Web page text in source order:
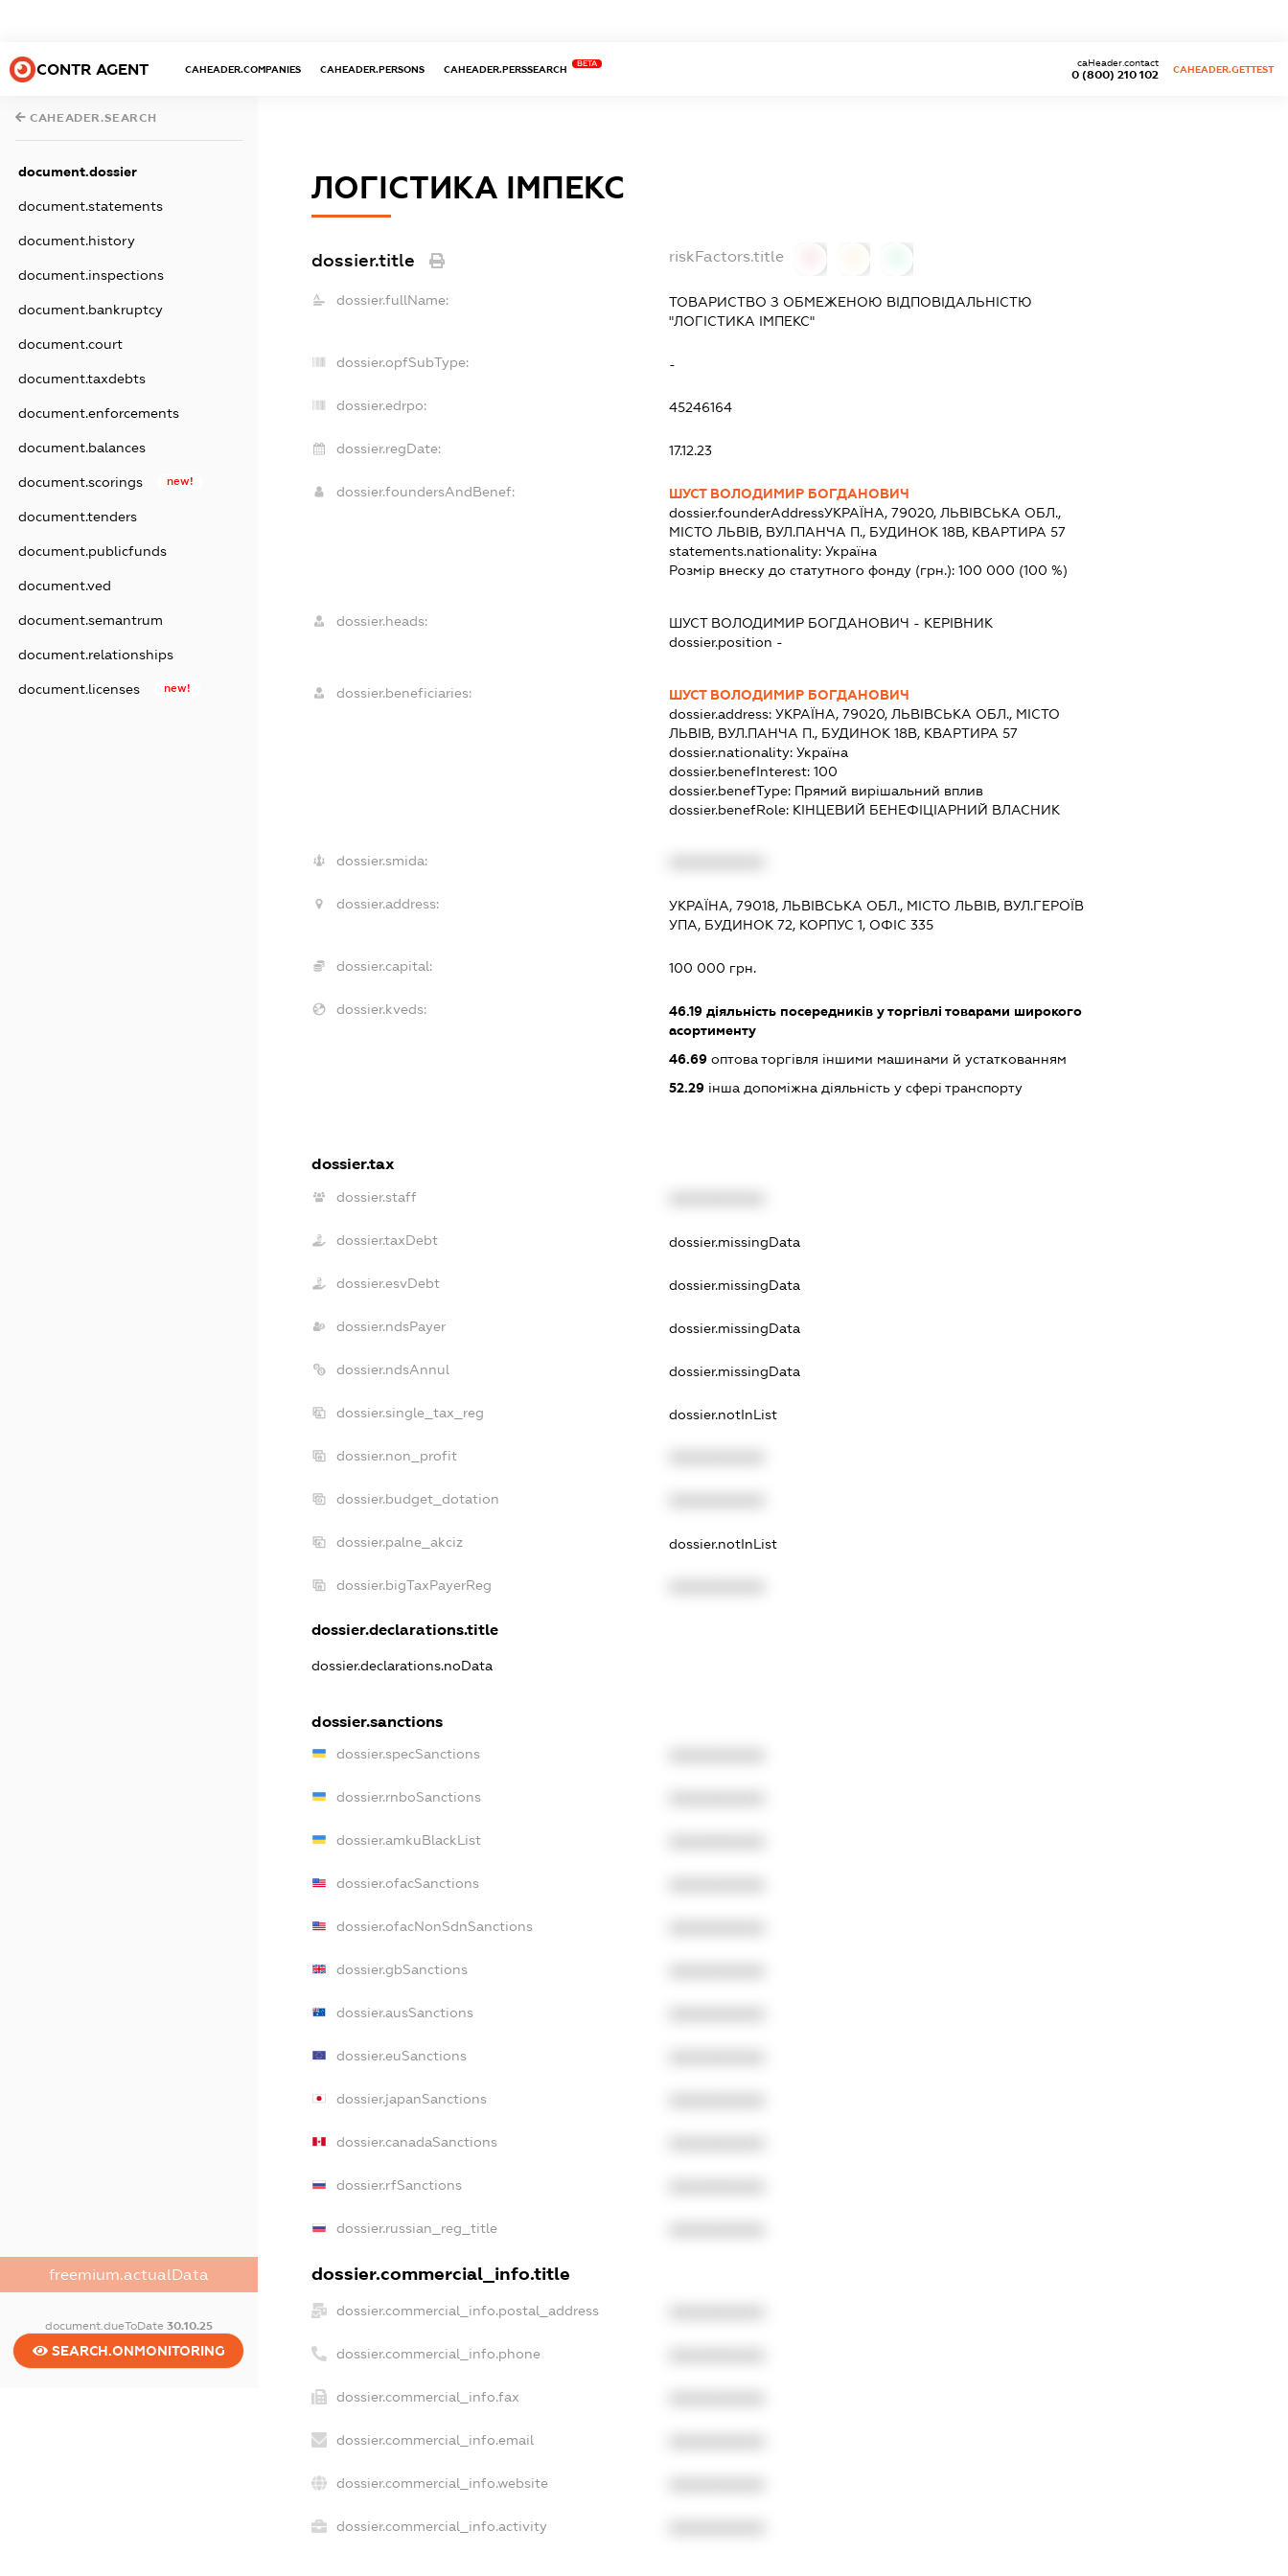
CONTR AGENT CAHEADER.COMPANIES CAHEADER.PERSONS CAHEADER.PERSSEARCH
BETA
0 (800) 210 102
caHeader.contact
CAHEADER.GETTEST
CAHEADER.SEARCH
document.dossier
document.statements
document.history
document.inspections
document.bankruptcy
document.court
document.taxdebts
document.enforcements
document.balances
document.scorings new!
document.tenders
document.publicfunds
document.ved
document.semantrum
document.relationships
document.licenses new!
freemium.actualData
document.dueToDate 30.10.25
SEARCH.ONMONITORING
ЛОГІСТИКА ІМПЕКС
dossier.title riskFactors.title
dossier.fullName:
ТОВАРИСТВО З ОБМЕЖЕНОЮ ВІДПОВІДАЛЬНІСТЮ
"ЛОГІСТИКА ІМПЕКС"
dossier.opfSubType: -
dossier.edrpo: 45246164
dossier.regDate: 17.12.23
dossier.foundersAndBenef:
ШУСТ ВОЛОДИМИР БОГДАНОВИЧ
dossier.founderAddressУКРАЇНА, 79020, ЛЬВІВСЬКА ОБЛ.,
МІСТО ЛЬВІВ, ВУЛ.ПАНЧА П., БУДИНОК 18В, КВАРТИРА 57
statements.nationality: Україна
Розмір внеску до статутного фонду (грн.): 100 000 (100 %)
dossier.heads: ШУСТ ВОЛОДИМИР БОГДАНОВИЧ - КЕРІВНИК
dossier.position -
dossier.beneficiaries:
ШУСТ ВОЛОДИМИР БОГДАНОВИЧ
dossier.address: УКРАЇНА, 79020, ЛЬВІВСЬКА ОБЛ., МІСТО
ЛЬВІВ, ВУЛ.ПАНЧА П., БУДИНОК 18В, КВАРТИРА 57
dossier.nationality: Україна
dossier.benefInterest: 100
dossier.benefType: Прямий вирішальний вплив
dossier.benefRole: КІНЦЕВИЙ БЕНЕФІЦІАРНИЙ ВЛАСНИК
dossier.smida:
dossier.address:
УКРАЇНА, 79018, ЛЬВІВСЬКА ОБЛ., МІСТО ЛЬВІВ, ВУЛ.ГЕРОЇВ
УПА, БУДИНОК 72, КОРПУС 1, ОФІС 335
dossier.capital: 100 000 грн.
dossier.kveds: 46.19діяльність посередників у торгівлі товарами широкого
асортименту
46.69оптова торгівля іншими машинами й устаткованням
52.29інша допоміжна діяльність у сфері транспорту
dossier.tax
dossier.staff
dossier.taxDebt dossier.missingData
dossier.esvDebt dossier.missingData
dossier.ndsPayer dossier.missingData
dossier.ndsAnnul dossier.missingData
dossier.single_tax_reg dossier.notInList
dossier.non_profit
dossier.budget_dotation
dossier.palne_akciz dossier.notInList
dossier.bigTaxPayerReg
dossier.declarations.title
dossier.declarations.noData
dossier.sanctions
dossier.specSanctions
dossier.rnboSanctions
dossier.amkuBlackList
dossier.ofacSanctions
dossier.ofacNonSdnSanctions
dossier.gbSanctions
dossier.ausSanctions
dossier.euSanctions
dossier.japanSanctions
dossier.canadaSanctions
dossier.rfSanctions
dossier.russian_reg_title
dossier.commercial_info.title
dossier.commercial_info.postal_address
dossier.commercial_info.phone
dossier.commercial_info.fax
dossier.commercial_info.email
dossier.commercial_info.website
dossier.commercial_info.activity